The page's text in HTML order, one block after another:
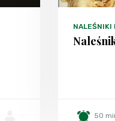
NALEŚNIKI
50